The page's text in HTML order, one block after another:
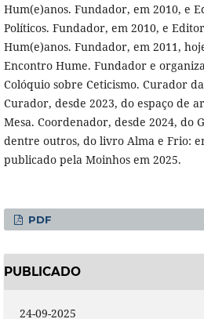
Hum(e)anos. Fundador, em 2010, e
Políticos. Fundador, em 2010, e
Hum(e)anos. Fundador, em 2011,
Encontro Hume. Fundador e
Colóquio sobre Ceticismo. Curador
Curador, desde 2023, do espaço de
Mesa. Coordenador, desde 2024, do
dentre outros, do livro Alma e Frio:
publicado pela Moinhos em 2025.
PDF
PUBLICADO
24-09-2025